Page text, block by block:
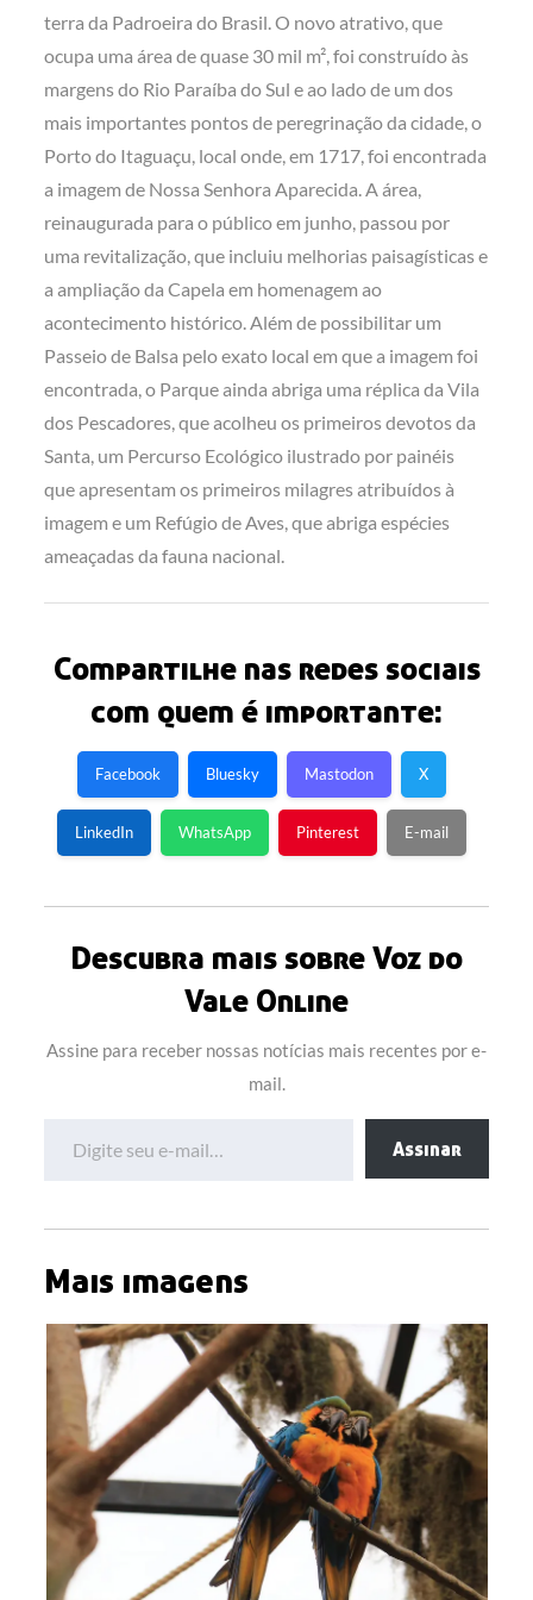
terra da Padroeira do Brasil. O novo atrativo, que
ocupa uma área de quase 30 mil m², foi construído às
margens do Rio Paraíba do Sul e ao lado de um dos
mais importantes pontos de peregrinação da cidade, o
Porto do Itaguaçu, local onde, em 1717, foi encontrada
a imagem de Nossa Senhora Aparecida. A área,
reinaugurada para o público em junho, passou por
uma revitalização, que incluiu melhorias paisagísticas e
a ampliação da Capela em homenagem ao
acontecimento histórico. Além de possibilitar um
Passeio de Balsa pelo exato local em que a imagem foi
encontrada, o Parque ainda abriga uma réplica da Vila
dos Pescadores, que acolheu os primeiros devotos da
Santa, um Percurso Ecológico ilustrado por painéis
que apresentam os primeiros milagres atribuídos à
imagem e um Refúgio de Aves, que abriga espécies
ameaçadas da fauna nacional.
Compartilhe nas redes sociais
com quem é importante:
Facebook Bluesky Mastodon X
LinkedIn WhatsApp Pinterest E-mail
Descubra mais sobre Voz do
Vale Online
Assine para receber nossas notícias mais recentes por e-
mail.
Assinar
Mais imagens